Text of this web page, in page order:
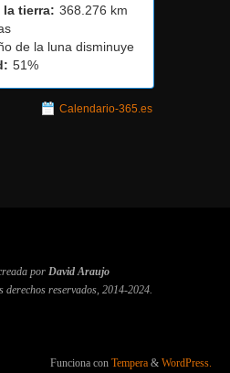
la tierra: 368.276 km
de la luna disminuye
51%
Calendario-365.es
porDavid Araujo
derechos reservados, 2014-2024.
Funciona con Tempera & WordPress.